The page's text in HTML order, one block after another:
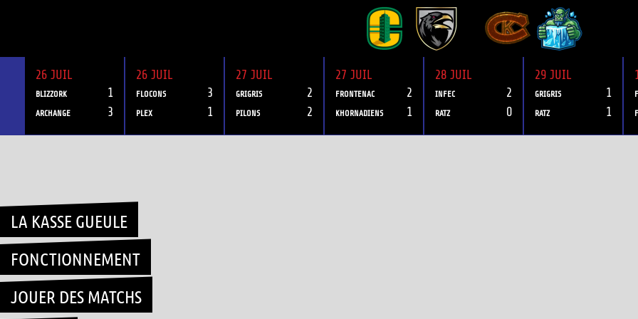
26 JUIL
BLIZZORK 1
ARCHANGE 3
26 JUIL
FLOCONS 3
PLEX 1
27 JUIL
GRIGRIS 2
PILONS 2
27 JUIL
FRONTENAC 2
KHORNADIENS 1
28 JUIL
INFEC 2
RATZ 0
29 JUIL
GRIGRIS 1
RATZ 1
LA KASSE GUEULE
FONCTIONNEMENT
JOUER DES MATCHS